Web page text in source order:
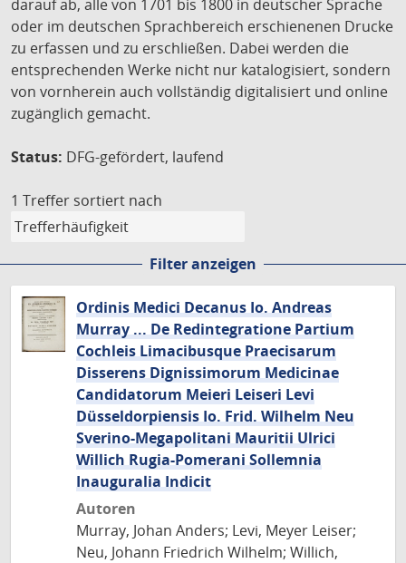
darauf ab, alle von 1701 bis 1800 in deutscher Sprache
oder im deutschen Sprachbereich erschienenen Drucke
zu erfassen und zu erschließen. Dabei werden die
entsprechenden Werke nicht nur katalogisiert, sondern
von vornherein auch vollständig digitalisiert und online
zugänglich gemacht.
Status: DFG-gefördert, laufend
1 Treffer sortiert nach
Filter anzeigen
Ordinis Medici Decanus Io. Andreas
Murray ... De Redintegratione Partium
Cochleis Limacibusque Praecisarum
Disserens Dignissimorum Medicinae
Candidatorum Meieri Leiseri Levi
Düsseldorpiensis Io. Frid. Wilhelm Neu
Sverino-Megapolitani Mauritii Ulrici
Willich Rugia-Pomerani Sollemnia
Inauguralia Indicit
Autoren
Murray, Johan Anders; Levi, Meyer Leiser;
Neu, Johann Friedrich Wilhelm; Willich,